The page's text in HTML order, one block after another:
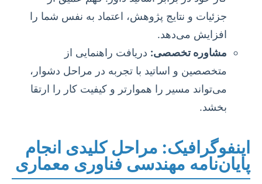
جزئیات و نتایج پژوهش، اعتماد به نفس شما را
افزایش می‌دهد.
مشاوره تخصصی: دریافت راهنمایی از
متخصصین و اساتید با تجربه در مراحل دشوار،
می‌تواند مسیر را هموارتر و کیفیت کار را ارتقا
بخشد.
اینفوگرافیک: مراحل کلیدی انجام
پایان‌نامه مهندسی فناوری معماری